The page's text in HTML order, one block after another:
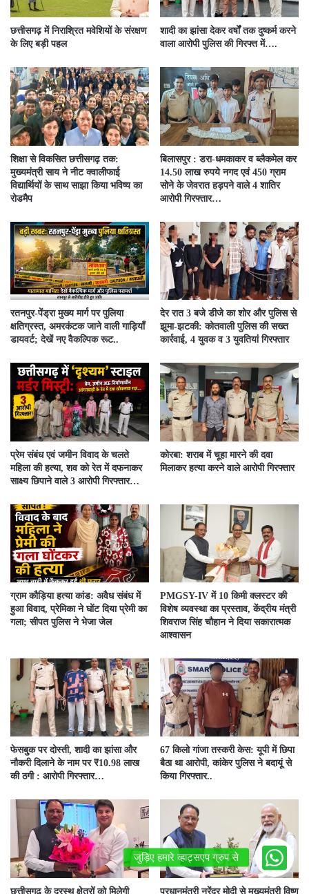
छत्तीसगढ़ में निराश्रित मवेशियों के संरक्षण
के लिए बड़ी पहल
शादी का झांसा देकर वर्षों तक दुष्कर्म करने
वाला आरोपी पुलिस की गिरफ्त में….
शिक्षा से विकसित छत्तीसगढ़ तक:
मुख्यमंत्री साय ने नीट क्वालीफाई
विद्यार्थियों के साथ साझा किया भविष्य का
रोडमैप
बिलासपुर : डरा-धमकाकर व ब्लैकमेल कर
14.50 लाख रुपये नगद एवं 450 ग्राम
सोने के जेवरात हड़पने वाले 4 शातिर
आरोपी गिरफ्तार…
रतनपुर-पेंड्रा मुख्य मार्ग पर पुलिया
क्षतिग्रस्त, अमरकंटक जाने वाली गाड़ियाँ
डायवर्ट; देखें नए वैकल्पिक रूट..
देर रात 3 बजे डीजे का शोर और पुलिस से
झूमा-झटकी: कोतवाली पुलिस की सख्त
कार्रवाई, 4 युवक व 3 युवतियां गिरफ्तार
प्रेम संबंध एवं जमीन विवाद के चलते
महिला की हत्या, शव को रेत में दफनाकर
साक्ष्य छिपाने वाले 3 आरोपी गिरफ्तार…
कोरबा: शराब में चूहा मारने की दवा
मिलाकर हत्या करने वाले आरोपी गिरफ्तार
ग्राम कौड़िया हत्या कांड: अवैध संबंध में
हुआ विवाद, प्रेमिका ने घोंट दिया प्रेमी का
गला; सीपत पुलिस ने भेजा जेल
PMGSY-IV में 10 किमी क्लस्टर की
विशेष व्यवस्था का प्रस्ताव, केंद्रीय मंत्री
शिवराज सिंह चौहान ने दिया सकारात्मक
आश्वासन
फेसबुक पर दोस्ती, शादी का झांसा और
नौकरी दिलाने के नाम पर ₹10.98 लाख
की ठगी : आरोपी गिरफ्तार…
67 किलो गांजा तस्करी केस: यूपी में छिपा
बैठा था आरोपी, कांकेर पुलिस ने बदायूं से
किया गिरफ्तार..
छत्तीसगढ़ के दूरस्थ क्षेत्रों को मिलेगी प्रधानमंत्री नरेंद्र मोदी से मुख्यमंत्री विष्णु